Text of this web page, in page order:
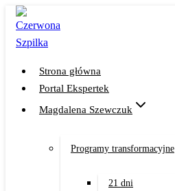
Przejdź
treści
Strona główna
Portal Ekspertek
Magdalena Szewczuk
Programy transformacyjne
21 dni